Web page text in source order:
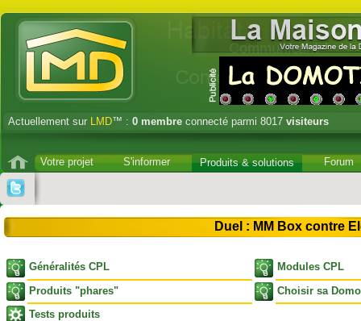
Actuellement sur LMD™ : 0 membre connecté parmi 8017 visiteurs
Votre projet S'informer Produits & solutions Forum
Duel : MM Box contre
Généralités CPL
Modules CPL
Produits "phares"
Choisir sa
Tests produits